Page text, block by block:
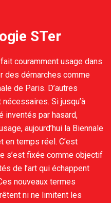
STer
couramment usage dans
des démarches comme
de Paris. D’autres
Si jusqu’à
inventés par hasard,
aujourd’hui la Biennale
en temps réel. C’est
s’est fixée comme objectif
de l’art qui échappent
nouveaux termes
ni ne limitent les